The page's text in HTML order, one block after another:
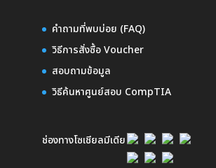
คำถามที่พบบ่อย (FAQ)
วิธีการสั่งซื้อ Voucher
สอบถามข้อมูล
วิธีค้นหาศูนย์สอบ CompTIA
ช่องทางโซเชียลมีเดีย